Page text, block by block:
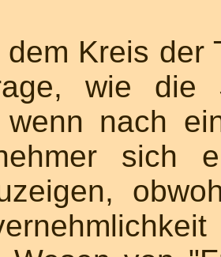
Kreis der
wie die
nach
sich